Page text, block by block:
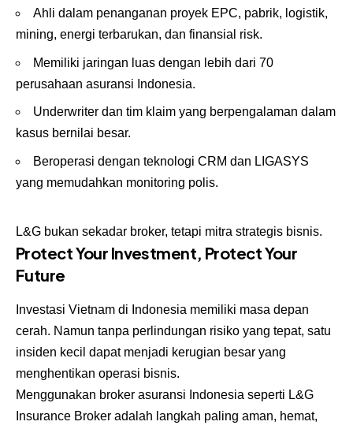
Ahli dalam penanganan proyek EPC, pabrik, logistik,
mining, energi terbarukan, dan finansial risk.
Memiliki jaringan luas dengan lebih dari 70
perusahaan asuransi Indonesia.
Underwriter dan tim klaim yang berpengalaman dalam
kasus bernilai besar.
Beroperasi dengan teknologi CRM dan LIGASYS
yang memudahkan monitoring polis.
L&G bukan sekadar broker, tetapi mitra strategis bisnis.
Protect Your Investment, Protect Your
Future
Investasi Vietnam di Indonesia memiliki masa depan
cerah. Namun tanpa perlindungan risiko yang tepat, satu
insiden kecil dapat menjadi kerugian besar yang
menghentikan operasi bisnis.
Menggunakan broker asuransi Indonesia seperti L&G
Insurance Broker adalah langkah paling aman, hemat,